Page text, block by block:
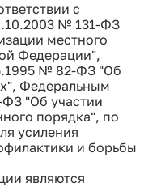
с
№ 131-ФЗ
местного
Федерации",
№ 82-ФЗ "Об
Федеральным
"Об участии
порядка", по
усиления
и борьбы
являются